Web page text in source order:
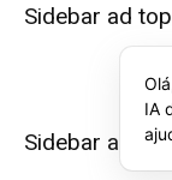
Sidebar ad
Sidebar ad
IA